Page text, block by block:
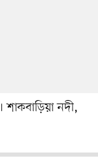
শাকবাড়িয়া নদী,